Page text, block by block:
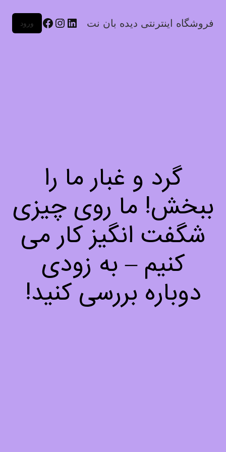
فروشگاه اینترنتی دیده بان نت ورود
گرد و غبار ما را
ببخش! ما روی چیزی
شگفت انگیز کار می
کنیم – به زودی
دوباره بررسی کنید!